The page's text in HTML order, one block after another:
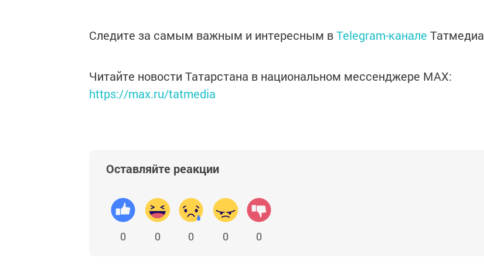
Следите за самым важным и интересным вTelegram-канале Татмедиа
Читайте новости Татарстана в национальном мессенджере MАХ:
https://max.ru/tatmedia
Оставляйте реакции
0 0 0 0 0